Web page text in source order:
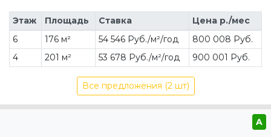
Этаж Площадь Ставка
Цена р./мес
6
176 м² 54 546 Руб./м²/год
800 008 Руб.
4
201 м² 53 678 Руб./м²/год 900 001 Руб.
Все предложения (2 шт)
A